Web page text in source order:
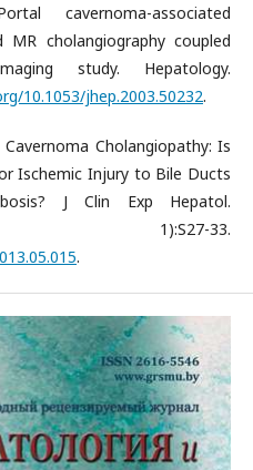
cavernoma-associated
cholangiography coupled
study. Hepatology.
10.1053/jhep.2003.50232.
Cholangiopathy: Is
Ischemic Injury to Bile Ducts
J Clin Exp Hepatol.
1):S27-33.
.